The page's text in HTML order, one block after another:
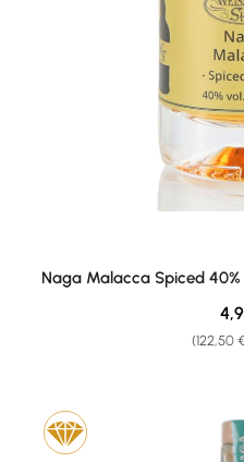
Naga Malacca Spiced 40%
(122,50